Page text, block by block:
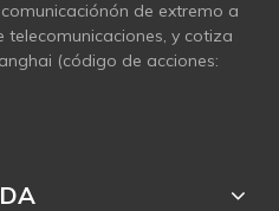
de extremo a
y cotiza
(código de acciones: